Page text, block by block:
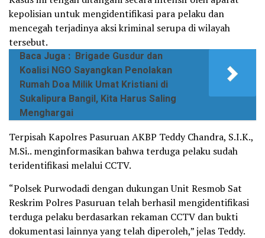
kepolisian untuk mengidentifikasi para pelaku dan
mencegah terjadinya aksi kriminal serupa di wilayah
tersebut.
Baca Juga : Brigade Gusdur dan
Koalisi NGO Sayangkan Penolakan
Rumah Doa Milik Umat Kristiani di
Sukalipura Bangil, Kita Harus Saling
Menghargai
Terpisah Kapolres Pasuruan AKBP Teddy Chandra, S.I.K.,
M.Si.. menginformasikan bahwa terduga pelaku sudah
teridentifikasi melalui CCTV.
“Polsek Purwodadi dengan dukungan Unit Resmob Sat
Reskrim Polres Pasuruan telah berhasil mengidentifikasi
terduga pelaku berdasarkan rekaman CCTV dan bukti
dokumentasi lainnya yang telah diperoleh,” jelas Teddy.